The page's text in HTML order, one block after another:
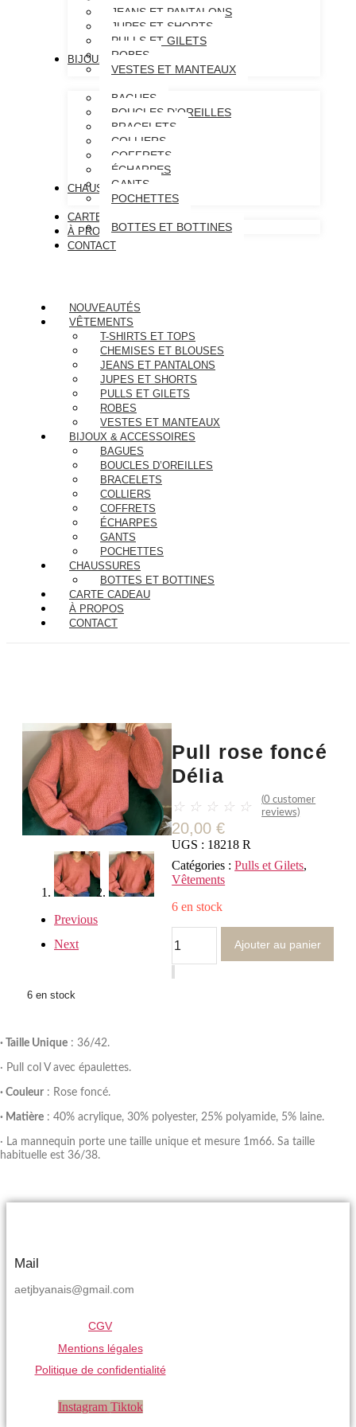
JEANS ET PANTALONS
JUPES ET SHORTS
PULLS ET GILETS
ROBES
VESTES ET MANTEAUX
BIJOUX & ACCESSOIRES
BAGUES
BOUCLES D’OREILLES
BRACELETS
COLLIERS
COFFRETS
ÉCHARPES
GANTS
POCHETTES
CHAUSSURES
BOTTES ET BOTTINES
CARTE CADEAU
À PROPOS
CONTACT
NOUVEAUTÉS
VÊTEMENTS
T-SHIRTS ET TOPS
CHEMISES ET BLOUSES
JEANS ET PANTALONS
JUPES ET SHORTS
PULLS ET GILETS
ROBES
VESTES ET MANTEAUX
BIJOUX & ACCESSOIRES
BAGUES
BOUCLES D’OREILLES
BRACELETS
COLLIERS
COFFRETS
ÉCHARPES
GANTS
POCHETTES
CHAUSSURES
BOTTES ET BOTTINES
CARTE CADEAU
À PROPOS
CONTACT
Previous
Next
Pull rose foncé
Délia
☆ ☆ ☆ ☆ ☆ (0 customer
reviews)
20,00€
UGS : 18218 R
Catégories :Pulls et Gilets,
Vêtements
6 en stock
de
Pull
rose
Ajouter au panier
6 en stock
· Taille Unique : 36/42.
· Pull col V avec épaulettes.
· Couleur : Rose foncé.
· Matière : 40% acrylique, 30% polyester, 25% polyamide, 5% laine.
· La mannequin porte une taille unique et mesure 1m66. Sa taille
habituelle est 36/38.
Mail
aetjbyanais@gmail.com
CGV
Mentions légales
Politique de confidentialité
Instagram Tiktok